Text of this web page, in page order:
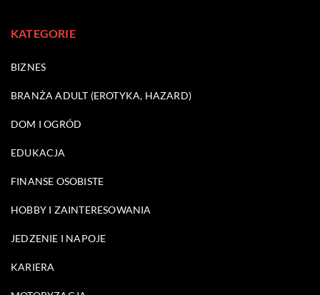
KATEGORIE
BIZNES
BRANŻA ADULT (EROTYKA, HAZARD)
DOM I OGRÓD
EDUKACJA
FINANSE OSOBISTE
HOBBY I ZAINTERESOWANIA
JEDZENIE I NAPOJE
KARIERA